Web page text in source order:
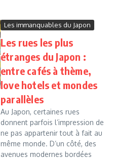
Les immanquables du Japon
Les rues les plus
étranges du Japon :
entre cafés à thème,
love hotels et mondes
parallèles
Au Japon, certaines rues
donnent parfois l’impression de
ne pas appartenir tout à fait au
même monde. D’un côté, des
avenues modernes bordées